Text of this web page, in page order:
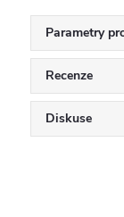
Parametry
Recenze
Diskuse